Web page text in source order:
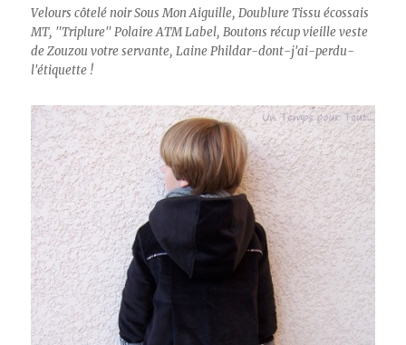
Velours côtelé noir Sous Mon Aiguille, Doublure Tissu écossais
MT, "Triplure" Polaire ATM Label, Boutons récup vieille veste
de Zouzou votre servante, Laine Phildar-dont-j'ai-perdu-
l'étiquette !